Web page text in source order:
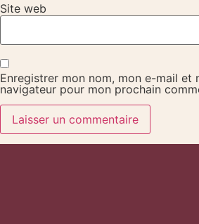
Site web
Enregistrer mon nom, mon e-mail et
navigateur pour mon prochain